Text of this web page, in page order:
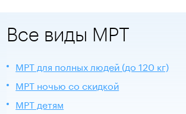
Все виды МРТ
МРТ для полных людей (до 120 кг)
МРТ ночью со скидкой
МРТ детям